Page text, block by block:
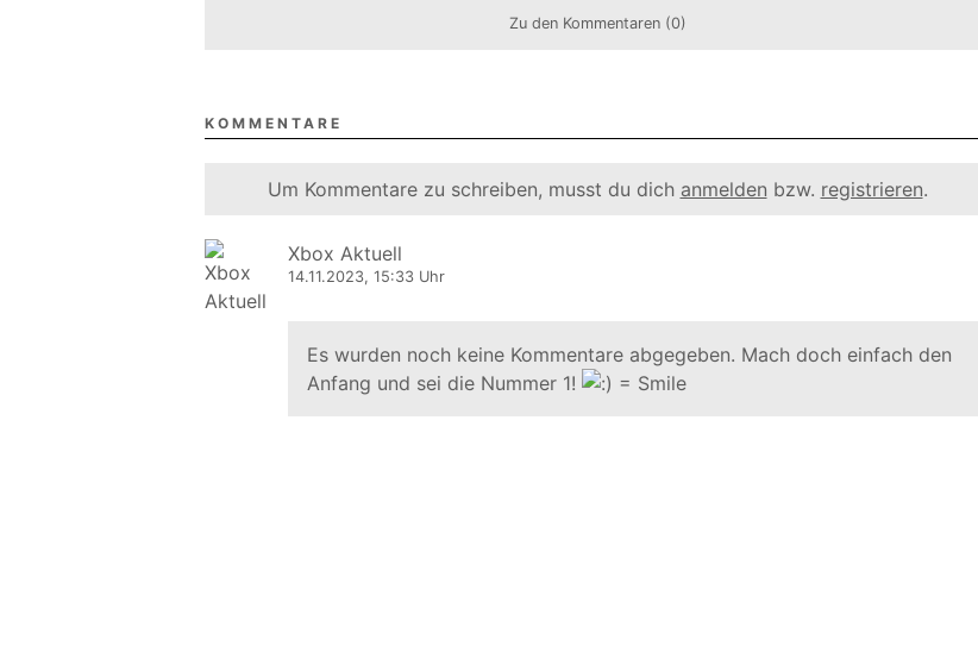
Zu den Kommentaren (0)
KOMMENTARE
Um Kommentare zu schreiben, musst du dich anmelden bzw. registrieren.
Xbox Aktuell
14.11.2023, 15:33 Uhr
Es wurden noch keine Kommentare abgegeben. Mach doch einfach den
Anfang und sei die Nummer 1!